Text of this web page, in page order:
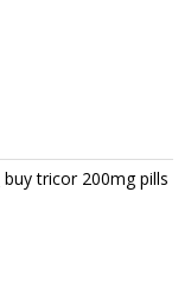
buy tricor 200mg pills